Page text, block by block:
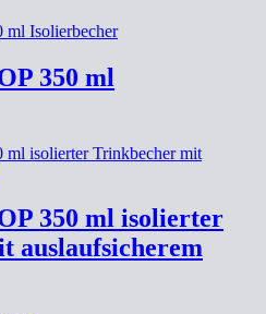
350 ml
350 ml isolierter
auslaufsicherem